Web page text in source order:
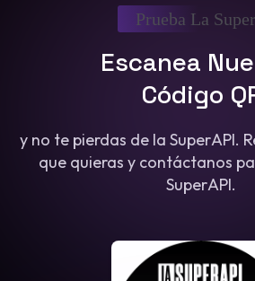
Prueba La
Escanea
Código
y no te pierdas de la SuperAPI.
que quieras y contáctanos
SuperAPI.